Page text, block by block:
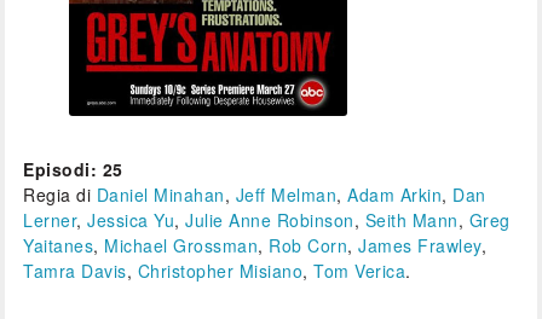
Episodi: 25
Regia di Daniel Minahan, Jeff Melman,Adam Arkin, Dan
Lerner,Jessica Yu,Julie Anne Robinson, Seith Mann, Greg
Yaitanes, Michael Grossman, Rob Corn,James Frawley,
Tamra Davis, Christopher Misiano,Tom Verica.